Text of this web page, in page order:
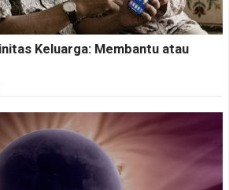
Keluarga: Membantu atau